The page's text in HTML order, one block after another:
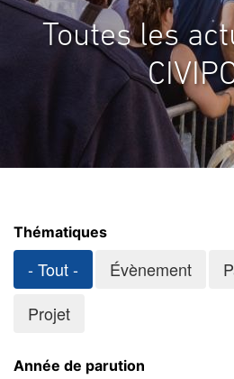
Toutes les
Thématiques
- Tout - Évènement
Projet
Année de parution